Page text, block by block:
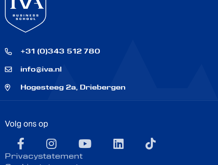
+31 (0)343 512 780
info@iva.nl
Hogesteeg 2a, Driebergen
Volg ons op
facebookinstagramyoutube linkedinTikTok
Privacystatement